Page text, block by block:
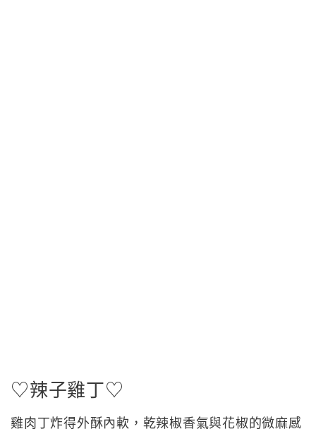
♡辣子雞丁♡
雞肉丁炸得外酥內軟，乾辣椒香氣與花椒的微麻感